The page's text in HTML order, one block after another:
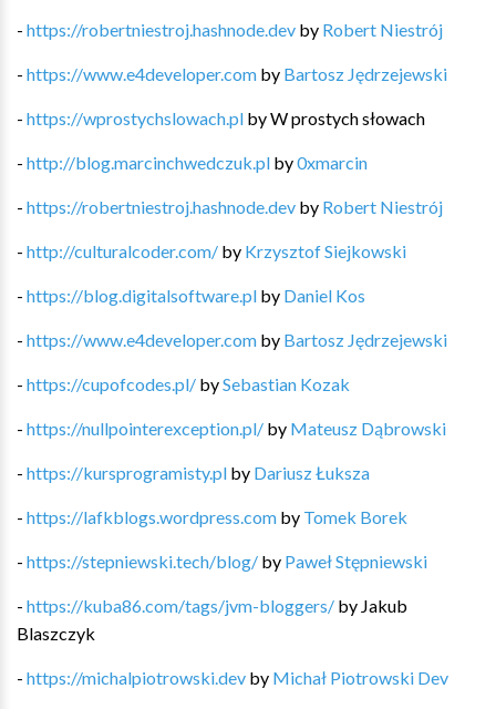
- https://robertniestroj.hashnode.dev by Robert Niestrój
- https://www.e4developer.com by Bartosz Jędrzejewski
- https://wprostychslowach.pl byW prostych słowach
- http://blog.marcinchwedczuk.pl by0xmarcin
- https://robertniestroj.hashnode.dev by Robert Niestrój
- http://culturalcoder.com/ by Krzysztof Siejkowski
- https://blog.digitalsoftware.pl by Daniel Kos
- https://www.e4developer.com by Bartosz Jędrzejewski
- https://cupofcodes.pl/ bySebastian Kozak
- https://nullpointerexception.pl/ by Mateusz Dąbrowski
- https://kursprogramisty.pl by Dariusz Łuksza
- https://lafkblogs.wordpress.com by Tomek Borek
- https://stepniewski.tech/blog/ by Paweł Stępniewski
- https://kuba86.com/tags/jvm-bloggers/ by Jakub
Blaszczyk
- https://michalpiotrowski.dev by Michał Piotrowski Dev